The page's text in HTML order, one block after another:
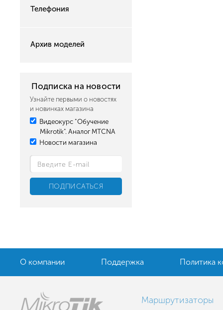
Телефония
Архив моделей
Подписка на новости
Узнайте первыми о новостях
и новинках магазина
Видеокурс "Обучение
Mikrotik". Аналог MTCNA
Новости магазина
О компании Поддержка Политика
Маршрутизаторы